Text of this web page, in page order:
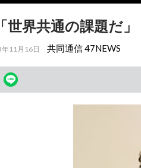
世界共通の課題だ
11月16日 共同通信 47NEWS